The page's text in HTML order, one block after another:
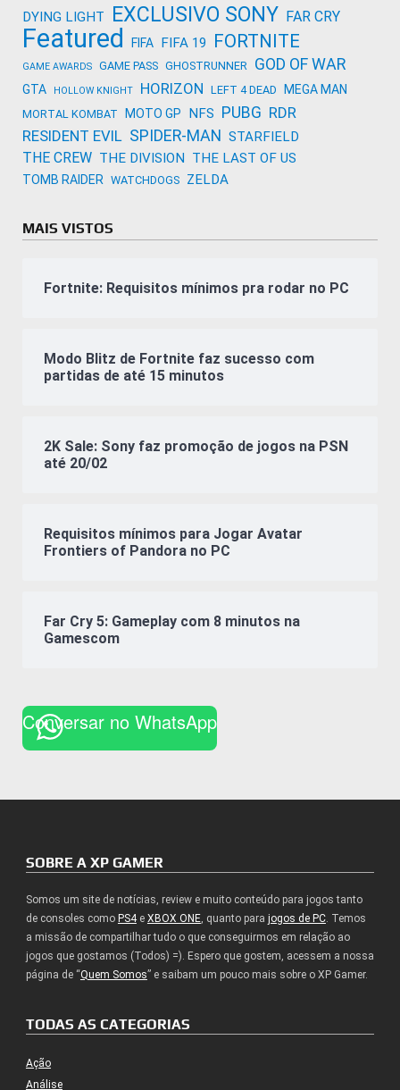
DYING LIGHT EXCLUSIVO SONY FAR CRY
Featured FIFA FIFA 19 FORTNITE
GAME AWARDS GAME PASS GHOSTRUNNER GOD OF WAR
GTA HOLLOW KNIGHT HORIZON LEFT 4 DEAD MEGA MAN
MORTAL KOMBAT MOTO GP NFS PUBG RDR
RESIDENT EVIL SPIDER-MAN STARFIELD
THE CREW THE DIVISION THE LAST OF US
TOMB RAIDER WATCHDOGS ZELDA
MAIS VISTOS
Fortnite: Requisitos mínimos pra rodar no PC
Modo Blitz de Fortnite faz sucesso com
partidas de até 15 minutos
2K Sale: Sony faz promoção de jogos na PSN
até 20/02
Requisitos mínimos para Jogar Avatar
Frontiers of Pandora no PC
Far Cry 5: Gameplay com 8 minutos na
Gamescom
Conversar no WhatsApp
SOBRE A XP GAMER
Somos um site de notícias, review e muito conteúdo para jogos tanto
de consoles como PS4e XBOX ONE, quanto para jogos de PC. Temos
a missão de compartilhar tudo o que conseguirmos em relação ao
jogos que gostamos (Todos) =). Espero que gostem, acessem a nossa
página de “Quem Somos” e saibam um pouco mais sobre o XP Gamer.
TODAS AS CATEGORIAS
Ação
Análise